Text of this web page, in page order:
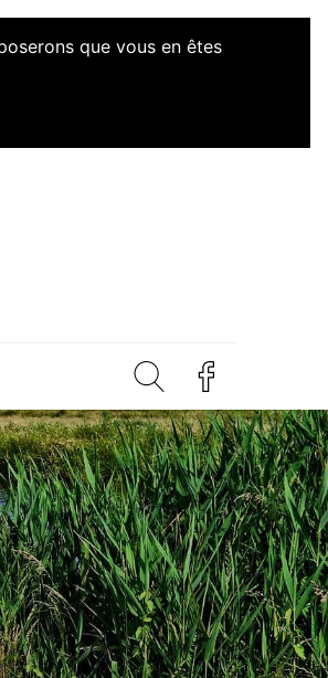
que vous en êtes